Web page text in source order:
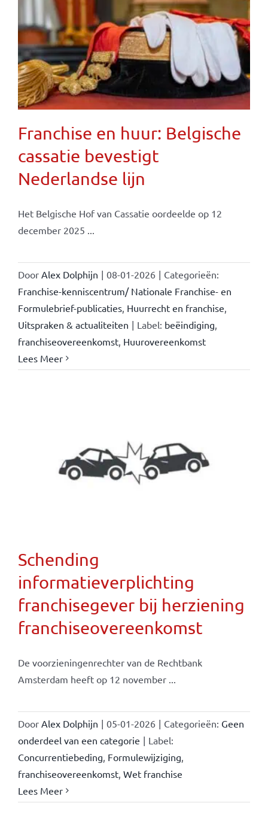
Franchise en huur: Belgische
cassatie bevestigt
Nederlandse lijn
Het Belgische Hof van Cassatie oordeelde op 12
december 2025 ...
Door Alex Dolphijn | 08-01-2026 | Categorieën:
Franchise-kenniscentrum/ Nationale Franchise- en
Formulebrief-publicaties, Huurrecht en franchise
Uitspraken & actualiteiten | Label: beëindiging
franchiseovereenkomst, Huurovereenkomst
Lees Meer
Schending
informatieverplichting
franchisegever bij herziening
franchiseovereenkomst
De voorzieningenrechter van de Rechtbank
Amsterdam heeft op 12 november ...
Door Alex Dolphijn | 05-01-2026 | Categorieën: Geen
onderdeel van een categorie | Label:
Concurrentiebeding Formulewijziging
franchiseovereenkomst, Wet franchise
Lees Meer